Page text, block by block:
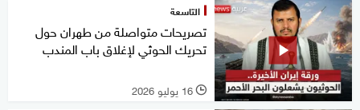
التاسعة
تصريحات متواصلة من طهران حول
تحريك الحوثي لإغلاق باب المندب
l 16 يوليو 2026